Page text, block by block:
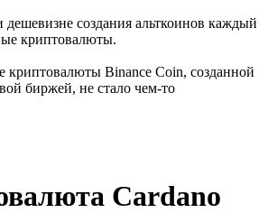
дешевизне создания альткоинов каждый
криптовалюты.
криптовалюты Binance Coin, созданной
биржей, не стало чем-то
Cardano